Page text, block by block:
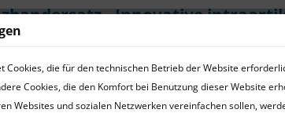
- Innovative
Ralf Michling
Kreuzbandes ist bei Hunden eine der
Erkrankungen.
Cookies, die für den technischen Betrieb der Website
Cookies, die den Komfort bei Benutzung dieser Website
Websites und sozialen Netzwerken vereinfachen sollen,